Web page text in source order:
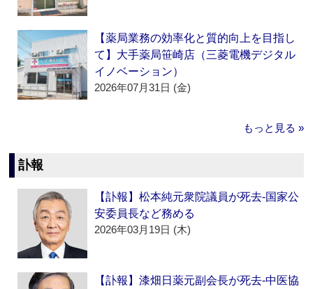
【薬局業務の効率化と質的向上を目指し
て】大手薬局笹崎店（三菱電機デジタル
イノベーション）
2026年07月31日 (金)
もっと見る »
訃報
【訃報】松本純元衆院議員が死去‐国家公
安委員長など務める
2026年03月19日 (木)
【訃報】漆畑日薬元副会長が死去‐中医協